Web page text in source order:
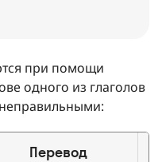
при помощи
одного из глаголов
Перевод